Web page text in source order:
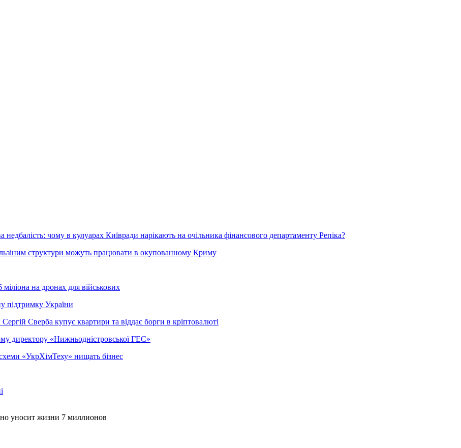
чому в кулуарах Київради нарікають на очільника фінансового департаменту Репіка?
структури можуть працювати в окупованному Криму
на дронах для військових
підтримку України
Сверба купує квартири та віддає борги в кріптовалюті
директору «Нижньодністровської ГЕС»
схеми «УкрХімТеху» нищать бізнес